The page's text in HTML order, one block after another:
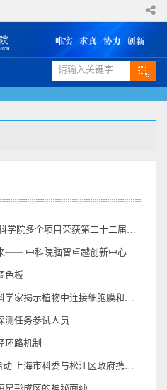
创新科技 报国为民——中国科学院多个项目荣获第二十二届中国工博会嘉奖
共创文明城市，圆梦美好未来—— 中科院脑智卓越创新中心助力上海科技节
色板
分子植物科学卓越创新中心科学家揭示植物中连接细胞膜和叶绿体的抗病信号途径
测任务参试人员
环路机制
G60脑智科创基地二期建设启动 上海市科委与松江区政府携手共推基地建设